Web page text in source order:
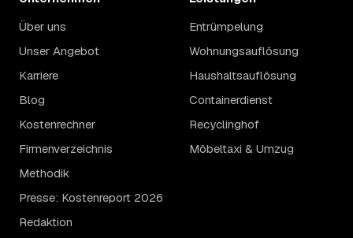
Über uns
Unser Angebot
Karriere
Blog
Kostenrechner
Firmenverzeichnis
Methodik
Presse: Kostenreport 2026
Redaktion
Entrümpelung
Wohnungsauflösung
Haushaltsauflösung
Containerdienst
Recyclinghof
Möbeltaxi & Umzug